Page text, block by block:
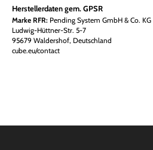
Herstellerdaten gem. GPSR
Marke RFR: Pending System GmbH & Co. KG
Ludwig-Hüttner-Str. 5-7
95679 Waldershof, Deutschland
cube.eu/contact